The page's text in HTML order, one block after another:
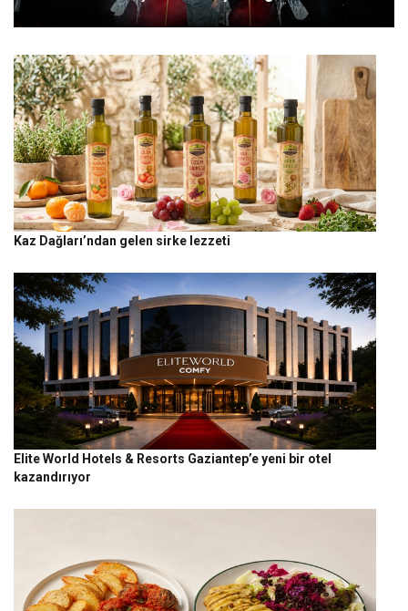
Kaz Dağları’ndan gelen sirke lezzeti
Elite World Hotels & Resorts Gaziantep’e yeni bir otel
kazandırıyor